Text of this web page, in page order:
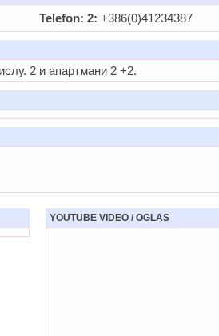
Telefon: 2: +386(0)41234387
2 и апартмани 2 +2.
YOUTUBE VIDEO / OGLAS